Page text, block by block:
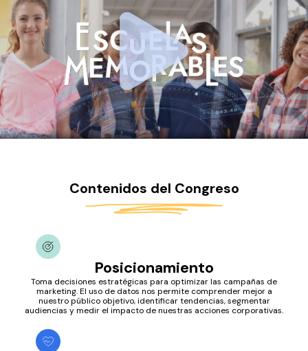
Contenidos del Congreso
Posicionamiento
Toma decisiones estratégicas para optimizar las campañas de
marketing. El uso de datos nos permite comprender mejor a
nuestro público objetivo, identificar tendencias, segmentar
audiencias y medir el impacto de nuestras acciones corporativas.